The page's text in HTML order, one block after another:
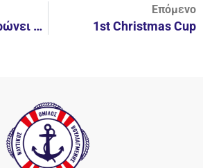
Ο Ν.Ο.Β. συγκεντρώνει ρούχα, για τους φορείς του Δήμου μας που έχουν ανάγκη
Επόμενο
1st Christmas Cup